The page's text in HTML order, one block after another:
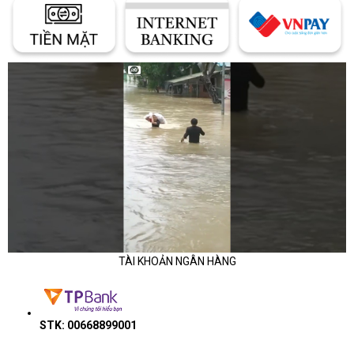
3. Các thương hiệu máy Scan A4 phổ biến hiện nay
Máy scan A4 HP là nay đang là một trong những thương hiệu máy
scan được ưa chuộng và sử dụng rộng rãi tại các văn phòng, doanh
nghiệp. Là thiết bị văn phòng được sử dụng để quét tài liệu, ảnh,...
Máy scan A4 HP có thể quét cả hai mặt của một trang tài liệu cùng
một lúc, giúp tiết kiệm thời gian và công sức cho người dùng.
TÀI KHOẢN NGÂN HÀNG
STK: 00668899001